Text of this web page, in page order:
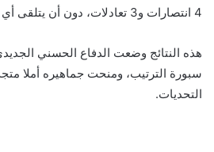
4 انتصارات و3 تعادلات، دون أن يتلقى أي هزيمة.
هذه النتائج وضعت الدفاع الحسني
سبورة الترتيب، ومنحت جماهيره أملا
التحديات.